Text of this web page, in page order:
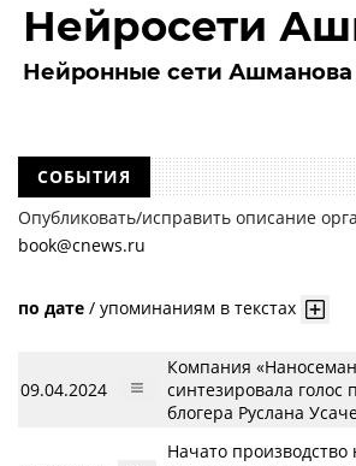
Нейросети
Нейронные сети Ашманова
СОБЫТИЯ
Опубликовать/исправить описание
book@cnews.ru
по дате / упоминаниям в текстах
09.04.2024
Компания
синтезировала голос
блогера Руслана
Начато производство